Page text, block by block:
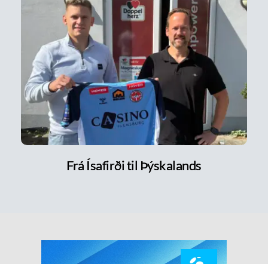
Frá Ísafirði til Þýskalands